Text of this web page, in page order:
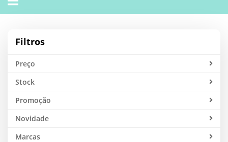
navigation
Filtros
Preço
Stock
Promoção
Novidade
Marcas